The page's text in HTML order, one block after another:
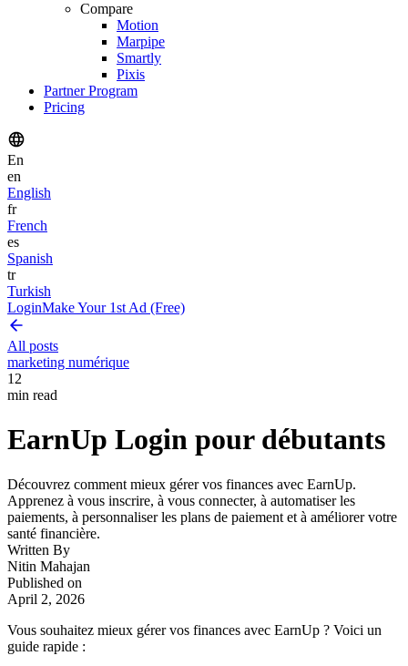
Compare
Motion
Marpipe
Smartly
Pixis
Partner Program
Pricing
En
en
English
fr
French
es
Spanish
tr
Turkish
LoginMake Your 1st Ad (Free)
All posts
marketing numérique
12
min read
EarnUp Login pour débutants
Découvrez comment mieux gérer vos finances avec EarnUp.
Apprenez à vous inscrire, à vous connecter, à automatiser les
paiements, à personnaliser les plans de paiement et à améliorer votre
santé financière.
Written By
Nitin Mahajan
Published on
April 2, 2026
Vous souhaitez mieux gérer vos finances avec EarnUp ? Voici un
guide rapide :